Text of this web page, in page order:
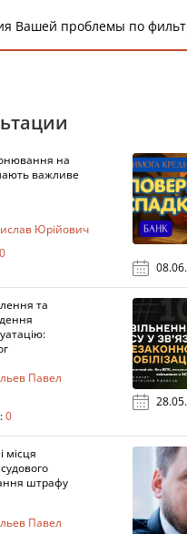
Вашей проблемы по
на
важливе
Юрійович
0
та
Павел
0
місця
штрафу
Павел